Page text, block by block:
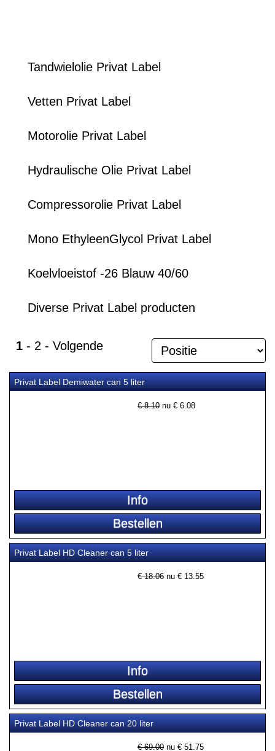
Tandwielolie Privat Label
Vetten Privat Label
Motorolie Privat Label
Hydraulische Olie Privat Label
Compressorolie Privat Label
Mono EthyleenGlycol Privat Label
Koelvloeistof -26 Blauw 40/60
Diverse Privat Label producten
1 - 2 - Volgende
Privat Label Demiwater can 5 liter
€ 8.10 nu € 6.08
Privat Label HD Cleaner can 5 liter
€ 18.06 nu € 13.55
Privat Label HD Cleaner can 20 liter
€ 69.00 nu € 51.75